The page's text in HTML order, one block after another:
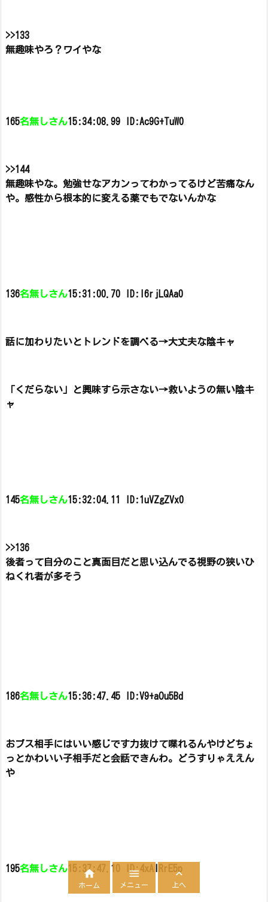
>>133
無趣味やろ？ワイやな
165名無しさん15:34:08.99 ID:Ac9G+TuW0
>>144
無趣味やな。 勉強せなアカンってわかってるけど苦痛なん
や。 感性から根本的に変える薬でもでないんかな
136名無しさん15:31:00.70 ID:l6rjLQAa0
話に加わりたいとトレンドを調べる→大丈夫な陰キャ
「くだらない」と興味すら示さない→救いようの無い陰キ
ャ
145名無しさん15:32:04.11 ID:1uVZgZVx0
>>136
後者って自分のこと真面目だと思い込んでる視野の狭いひ
ねくれ者が多そう
186名無しさん15:36:47.45 ID:V9+aOu5Bd
おブス相手にはいい感じです力抜けて喋れるんやけどちょ
っとかわいい子相手だと会話できんわ。
どうすりゃええん
や
195名無しさん15:37:47.10 ID:4xAlRrE5p

ホーム

メニュー

上へ